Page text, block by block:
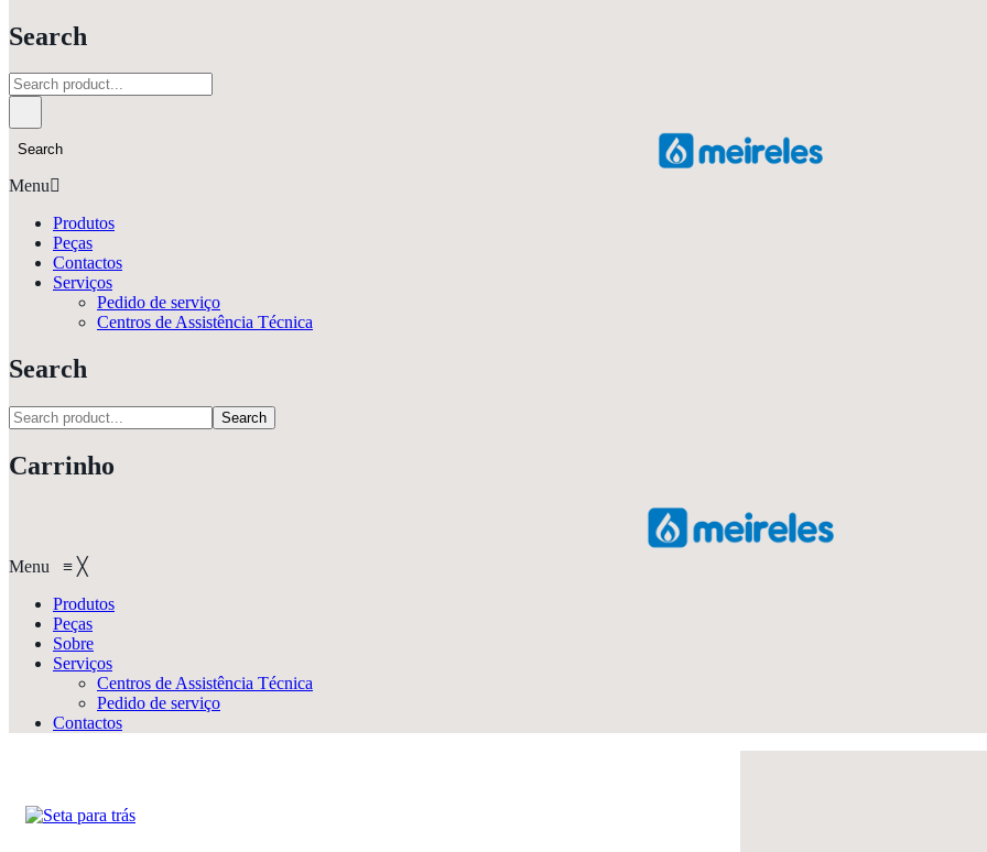
Search
Search
Menu
Produtos
Peças
Contactos
Serviços
Pedido de serviço
Centros de Assistência Técnica
Search
Search
Carrinho
Menu ≡ ╳
Produtos
Peças
Sobre
Serviços
Centros de Assistência Técnica
Pedido de serviço
Contactos